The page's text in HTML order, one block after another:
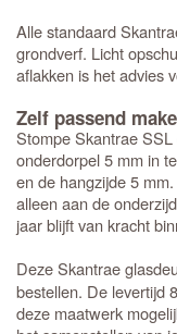
Alle standaard
grondverf. Licht
aflakken is het advies
Zelf passend
Stompe Skantrae
onderdorpel 5 mm in
en de hangzijde 5
alleen aan de
jaar blijft van kracht
Deze Skantrae
bestellen. De levertijd
deze maatwerk